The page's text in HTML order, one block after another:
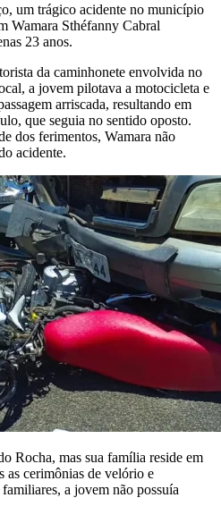
um trágico acidente no município
Wamara Sthéfanny Cabral
23 anos.
da caminhonete envolvida no
a jovem pilotava a motocicleta e
arriscada, resultando em
que seguia no sentido oposto.
dos ferimentos, Wamara não
acidente.
Rocha, mas sua família reside em
as cerimônias de velório e
a jovem não possuía